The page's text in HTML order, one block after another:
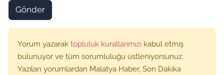
Gönder
Yorum yazarak topluluk kurallarımızı kabul etmiş
bulunuyor ve tüm sorumluluğu üstleniyorsunuz.
Yazılan yorumlardan Malatya Haber, Son Dakika